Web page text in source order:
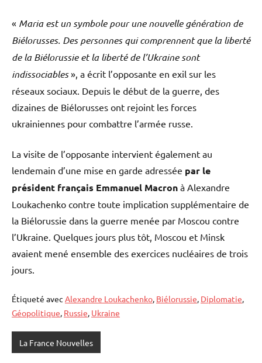
« Maria est un symbole pour une nouvelle génération de
Biélorusses. Des personnes qui comprennent que la liberté
de la Biélorussie et la liberté de l’Ukraine sont
indissociables», a écrit l’opposante en exil sur les
réseaux sociaux. Depuis le début de la guerre, des
dizaines de Biélorusses ont rejoint les forces
ukrainiennes pour combattre l’armée russe.
La visite de l’opposante intervient également au
lendemain d’une mise en garde adressée par le
président français Emmanuel Macron à Alexandre
Loukachenko contre toute implication supplémentaire de
la Biélorussie dans la guerre menée par Moscou contre
l’Ukraine. Quelques jours plus tôt, Moscou et Minsk
avaient mené ensemble des exercices nucléaires de trois
jours.
Étiqueté avec Alexandre Loukachenko, Biélorussie, Diplomatie,
Géopolitique, Russie, Ukraine
La France Nouvelles